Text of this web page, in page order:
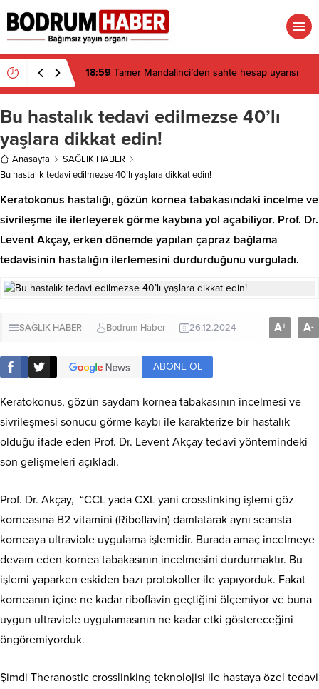
18:59 Tamer Mandalinci’den sahte hesap uyarısı
Bu hastalık tedavi edilmezse 40’lı
yaşlara dikkat edin!
Anasayfa
SAĞLIK HABER
Bu hastalık tedavi edilmezse 40’lı yaşlara dikkat edin!
Keratokonus hastalığı, gözün kornea tabakasındaki incelme ve
sivrileşme ile ilerleyerek görme kaybına yol açabiliyor. Prof. Dr.
Levent Akçay, erken dönemde yapılan çapraz bağlama
tedavisinin hastalığın ilerlemesini durdurduğunu vurguladı.
SAĞLIK HABER Bodrum Haber 26.12.2024 A+ A-
ABONE OL
Keratokonus, gözün saydam kornea tabakasının incelmesi ve
sivrileşmesi sonucu görme kaybı ile karakterize bir hastalık
olduğu ifade eden Prof. Dr. Levent Akçay tedavi yöntemindeki
son gelişmeleri açıkladı.
Prof. Dr. Akçay, “CCL yada CXL yani crosslinking işlemi göz
korneasına B2 vitamini (Riboflavin) damlatarak aynı seansta
korneaya ultraviole uygulama işlemidir. Burada amaç incelmeye
devam eden kornea tabakasının incelmesini durdurmaktır. Bu
işlemi yaparken eskiden bazı protokoller ile yapıyorduk. Fakat
korneanın içine ne kadar riboflavin geçtiğini ölçemiyor ve buna
uygun ultraviole uygulamasının ne kadar etki göstereceğini
öngöremiyorduk.
Şimdi Theranostic crosslinking teknolojisi ile hastaya özel tedavi